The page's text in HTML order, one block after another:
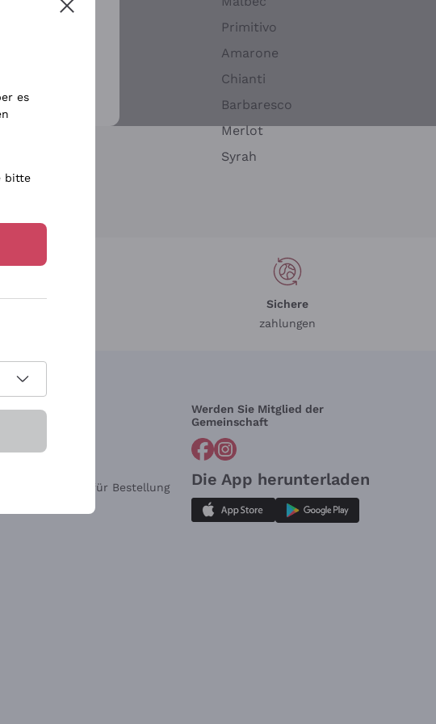
Chardonnay
Primitivo
Amarone
Chianti
Barbaresco
Merlot
Syrah
Sichere
zahlungen
Sie Hilfe?
für Bestellung
Werden Sie Mitglied der
Gemeinschaft
Die App herunterladen
es
bitte